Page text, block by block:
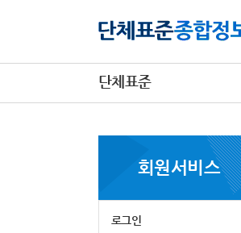
단체표준
회원서비스
로그인